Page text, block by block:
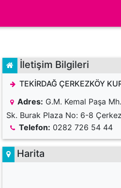
İletişim Bilgileri
TEKİRDAĞ ÇERKEZKÖY
Adres: G.M. Kemal Paşa
Sk. Burak Plaza No: 6-8
Telefon: 0282 726 54 44
Harita